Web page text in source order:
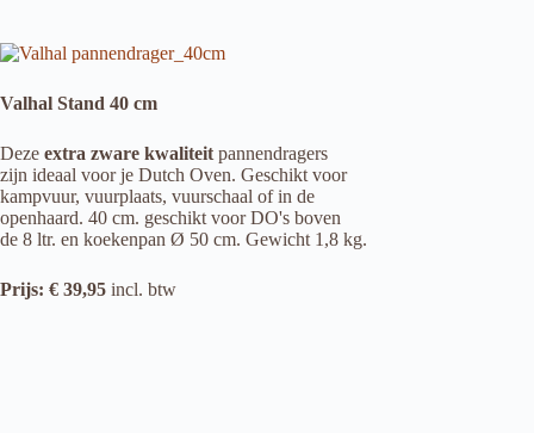
Valhal Stand 40 cm
Deze extra zware kwaliteit pannendragers
zijn ideaal voor je Dutch Oven. Geschikt voor
kampvuur, vuurplaats, vuurschaal of in de
openhaard. 40 cm. geschikt voor DO's boven
de 8 ltr. en koekenpan Ø 50 cm. Gewicht 1,8 kg.
Prijs: € 39,95 incl. btw